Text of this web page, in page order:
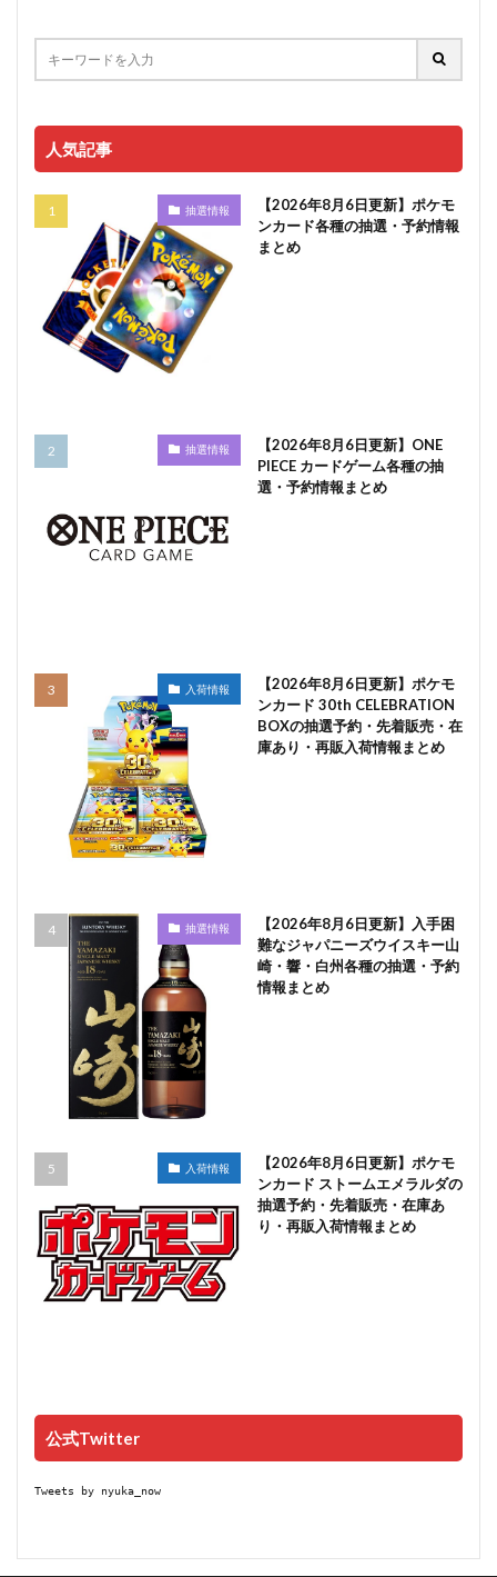
人気記事
抽選情報
【2026年8月6日更新】ポケモ
ンカード各種の抽選・予約情報
まとめ
抽選情報
【2026年8月6日更新】ONE
PIECE カードゲーム各種の抽
選・予約情報まとめ
入荷情報
【2026年8月6日更新】ポケモ
ンカード 30th CELEBRATION
BOXの抽選予約・先着販売・在
庫あり・再販入荷情報まとめ
抽選情報
【2026年8月6日更新】入手困
難なジャパニーズウイスキー山
崎・響・白州各種の抽選・予約
情報まとめ
入荷情報
【2026年8月6日更新】ポケモ
ンカード ストームエメラルダの
抽選予約・先着販売・在庫あ
り・再販入荷情報まとめ
公式Twitter
Tweets by nyuka_now